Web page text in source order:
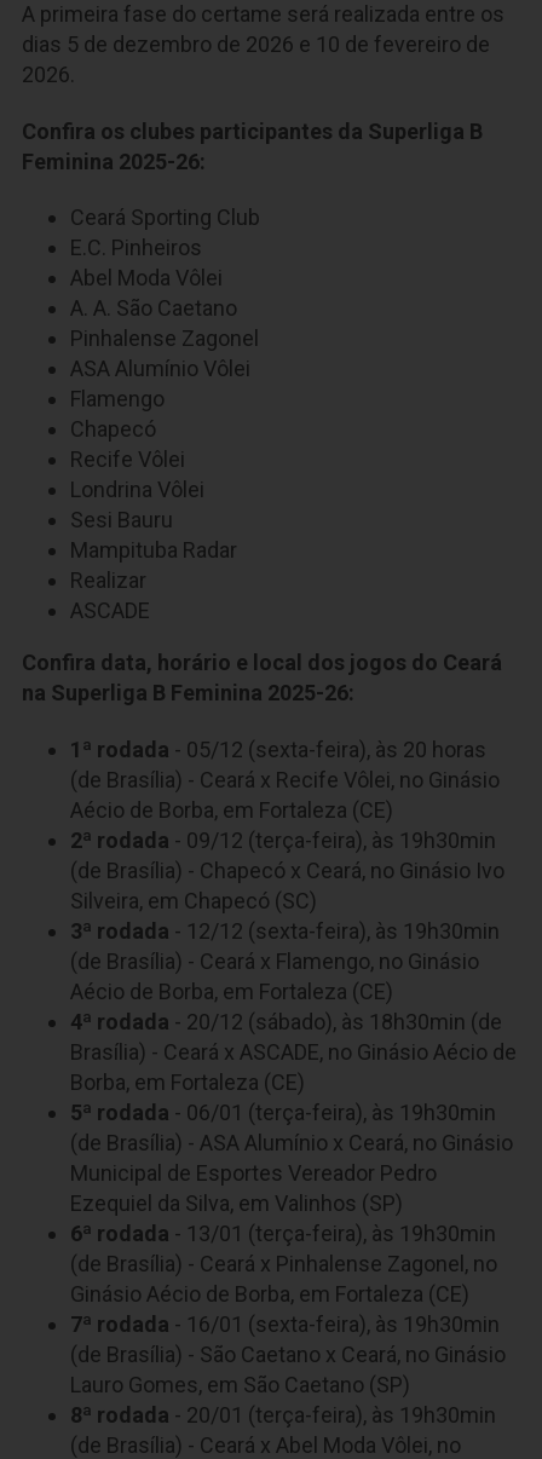
A primeira fase do certame será realizada entre os
dias 5 de dezembro de 2026 e 10 de fevereiro de
2026.
Confira os clubes participantes da Superliga B
Feminina 2025-26:
Ceará Sporting Club
E.C. Pinheiros
Abel Moda Vôlei
A. A. São Caetano
Pinhalense Zagonel
ASA Alumínio Vôlei
Flamengo
Chapecó
Recife Vôlei
Londrina Vôlei
Sesi Bauru
Mampituba Radar
Realizar
ASCADE
Confira data, horário e local dos jogos do Ceará
na Superliga B Feminina 2025-26:
1ª rodada - 05/12 (sexta-feira), às 20 horas
(de Brasília) - Ceará x Recife Vôlei, no Ginásio
Aécio de Borba, em Fortaleza (CE)
2ª rodada - 09/12 (terça-feira), às 19h30min
(de Brasília) - Chapecó x Ceará, no Ginásio Ivo
Silveira, em Chapecó (SC)
3ª rodada - 12/12 (sexta-feira), às 19h30min
(de Brasília) - Ceará x Flamengo, no Ginásio
Aécio de Borba, em Fortaleza (CE)
4ª rodada - 20/12 (sábado), às 18h30min (de
Brasília) - Ceará x ASCADE, no Ginásio Aécio de
Borba, em Fortaleza (CE)
5ª rodada - 06/01 (terça-feira), às 19h30min
(de Brasília) - ASA Alumínio x Ceará, no Ginásio
Municipal de Esportes Vereador Pedro
Ezequiel da Silva, em Valinhos (SP)
6ª rodada - 13/01 (terça-feira), às 19h30min
(de Brasília) - Ceará x Pinhalense Zagonel, no
Ginásio Aécio de Borba, em Fortaleza (CE)
7ª rodada - 16/01 (sexta-feira), às 19h30min
(de Brasília) - São Caetano x Ceará, no Ginásio
Lauro Gomes, em São Caetano (SP)
8ª rodada - 20/01 (terça-feira), às 19h30min
(de Brasília) - Ceará x Abel Moda Vôlei, no